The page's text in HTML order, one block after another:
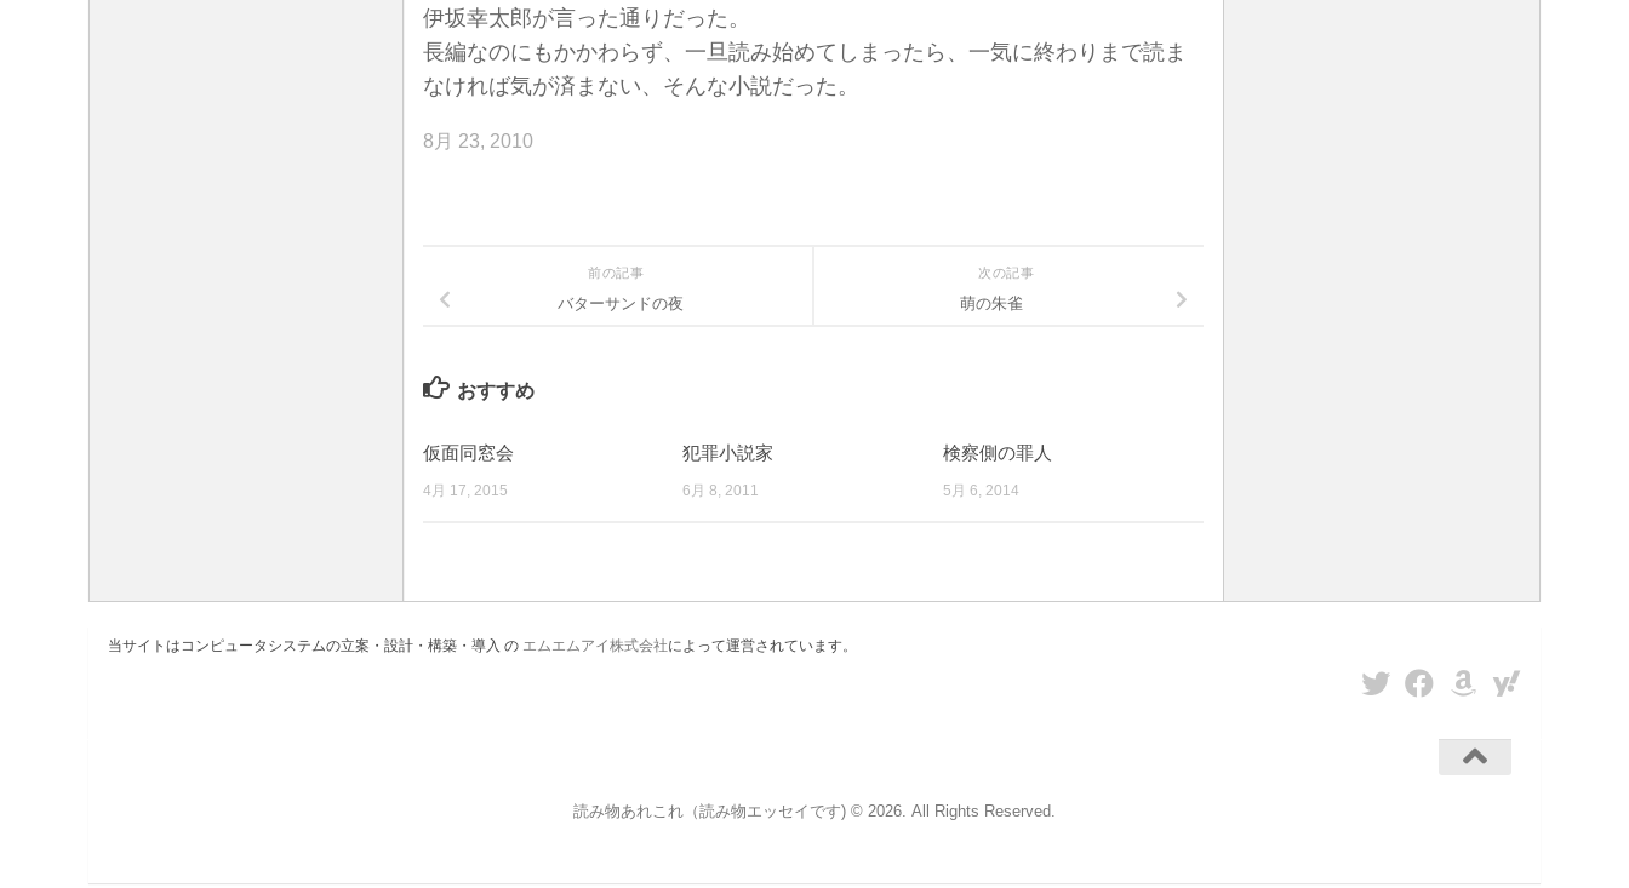
伊坂幸太郎が言った通りだった。
長編なのにもかかわらず、一旦読み始めてしまったら、一気に終わりまで読ま
なければ気が済まない、そんな小説だった。
8月 23, 2010
次の記事
萌の朱雀
前の記事
バターサンドの夜
おすすめ
仮面同窓会
4月 17, 2015
犯罪小説家
6月 8, 2011
検察側の罪人
5月 6, 2014
当サイトはコンピュータシステムの立案・設計・構築・導入 の エムエムアイ株式会社によって運営されています。
読み物あれこれ（読み物エッセイです) © 2026. All Rights Reserved.